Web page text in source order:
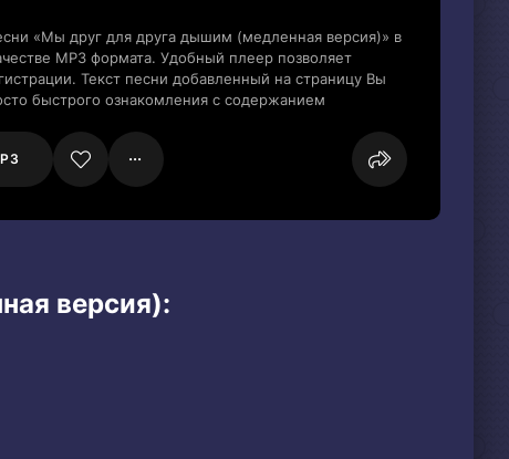
«Мы друг для друга дышим (медленная версия)» в
MP3 формата. Удобный плеер позволяет
Текст песни добавленный на страницу Вы
быстрого ознакомления с содержанием
версия):